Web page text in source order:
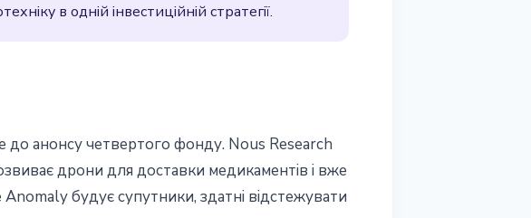
в одній інвестиційній стратегії.
до анонсу четвертого фонду. Nous Research
дрони для доставки медикаментів і вже
будує супутники, здатні відстежувати